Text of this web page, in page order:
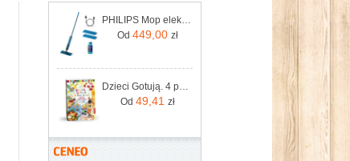
PHILIPS Mop elektryczny OneUp serii 3000 XV3101/11
Od 449,00 zł
Dzieci Gotują. 4 pory roku
Od 49,41 zł